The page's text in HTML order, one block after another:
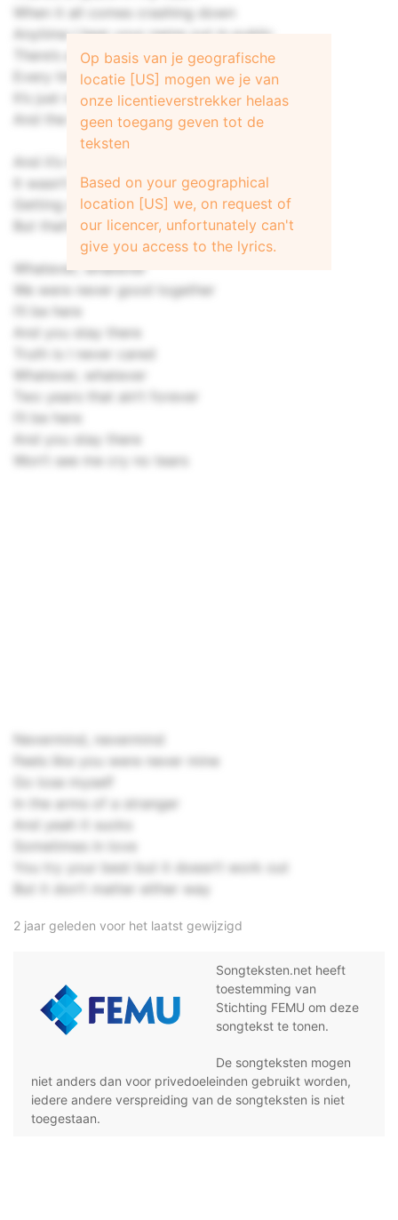
When it all comes crashing down
Anytime I hear your name out in public
There’s a place that I go
Every time that you’re in town
It’s just me
And the knots in my stomach
And it’s true
It wasn’t easy
Getting over you
But that’s just what I had to do
Whatever, whatever
We were never good together
I’ll be here
And you stay there
Truth is I never cared
Whatever, whatever
Two years that ain’t forever
I’ll be here
And you stay there
Won’t see me cry no tears
Nevermind, nevermind
Feels like you were never mine
Go lose myself
In the arms of a stranger
And yeah it sucks
Sometimes in love
You try your best but it doesn’t work out
But it don’t matter either way
Op basis van je geografische
locatie [US] mogen we je van
onze licentieverstrekker helaas
geen toegang geven tot de
teksten
Based on your geographical
location [US] we, on request of
our licencer, unfortunately can't
give you access to the lyrics.
2 jaar geleden voor het laatst gewijzigd
Songteksten.net heeft
toestemming van
Stichting FEMU om deze
songtekst te tonen.
De songteksten mogen
niet anders dan voor privedoeleinden gebruikt worden,
iedere andere verspreiding van de songteksten is niet
toegestaan.